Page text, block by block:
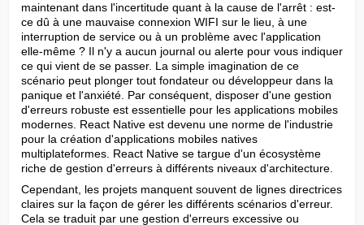
maintenant dans l'incertitude quant à la cause de l'arrêt : est-
ce dû à une mauvaise connexion WIFI sur le lieu, à une
interruption de service ou à un problème avec l'application
elle-même ? Il n'y a aucun journal ou alerte pour vous indiquer
ce qui vient de se passer. La simple imagination de ce
scénario peut plonger tout fondateur ou développeur dans la
panique et l'anxiété. Par conséquent, disposer d'une gestion
d'erreurs robuste est essentielle pour les applications mobiles
modernes. React Native est devenu une norme de l'industrie
pour la création d'applications mobiles natives
multiplateformes. React Native se targue d'un écosystème
riche de gestion d'erreurs à différents niveaux d'architecture.
Cependant, les projets manquent souvent de lignes directrices
claires sur la façon de gérer les différents scénarios d'erreur.
Cela se traduit par une gestion d'erreurs excessive ou